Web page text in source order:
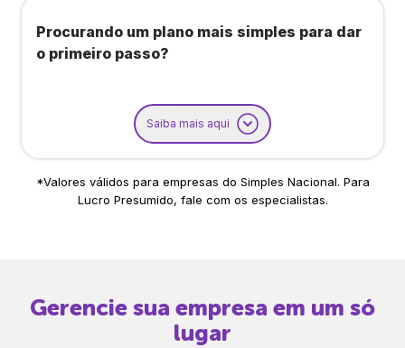
Procurando um plano mais simples para dar
o primeiro passo?
Saiba mais aqui
*Valores válidos para empresas do Simples Nacional. Para
Lucro Presumido, fale com os especialistas.
Gerencie sua empresa em um só
lugar